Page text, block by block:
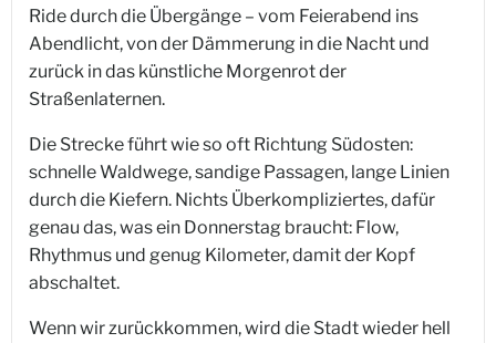
Ride durch die Übergänge – vom Feierabend ins
Abendlicht, von der Dämmerung in die Nacht und
zurück in das künstliche Morgenrot der
Straßenlaternen.
Die Strecke führt wie so oft Richtung Südosten:
schnelle Waldwege, sandige Passagen, lange Linien
durch die Kiefern. Nichts Überkompliziertes, dafür
genau das, was ein Donnerstag braucht: Flow,
Rhythmus und genug Kilometer, damit der Kopf
abschaltet.
Wenn wir zurückkommen, wird die Stadt wieder hell